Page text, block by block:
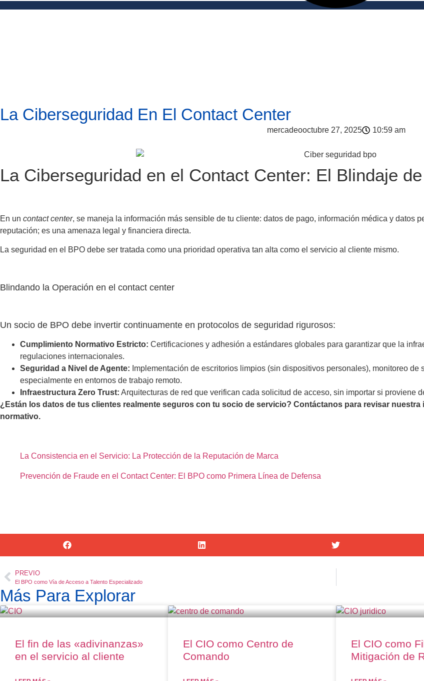
La Ciberseguridad En El Contact Center
mercadeooctubre 27, 2025 10:59 am
La Ciberseguridad en el Contact Center: El Blindaje
En un contact center, se maneja la información más sensible de tu cliente: datos de pago, información médica y datos
reputación; es una amenaza legal y financiera directa.
La seguridad en el BPO debe ser tratada como una prioridad operativa tan alta como el servicio al cliente mismo.
Blindando la Operación en el contact center
Un socio de BPO debe invertir continuamente en protocolos de seguridad rigurosos:
Cumplimiento Normativo Estricto: Certificaciones y adhesión a estándares globales para garantizar que la
regulaciones internacionales.
Seguridad a Nivel de Agente: Implementación de escritorios limpios (sin dispositivos personales), monitoreo
especialmente en entornos de trabajo remoto.
Infraestructura Zero Trust: Arquitecturas de red que verifican cada solicitud de acceso, sin importar si proviene
¿Están los datos de tus clientes realmente seguros con tu socio de servicio? Contáctanos para revisar
normativo.
La Consistencia en el Servicio: La Protección de la Reputación de Marca
Prevención de Fraude en el Contact Center: El BPO como Primera Línea de Defensa
PREVIO
El BPO como Vía de Acceso a Talento Especializado
Más Para Explorar
El fin de las «adivinanzas»
en el servicio al cliente
El CIO como Centro de
Comando
El CIO como
Mitigación de